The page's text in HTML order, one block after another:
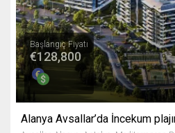
Başlangıç Fiyatı
€128,800